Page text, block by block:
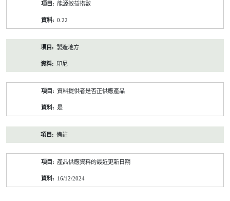
能源效益指數
0.22
製造地方
印尼
資料提供者是否正供應產品
是
備註
產品供應資料的最近更新日期
16/12/2024